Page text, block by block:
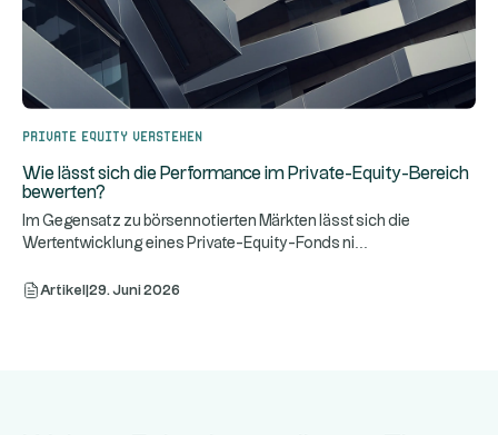
Private Equity verstehen
Wie lässt sich die Performance im Private-Equity-Bereich
bewerten?
Im Gegensatz zu börsennotierten Märkten lässt sich die
Wertentwicklung eines Private-Equity-Fonds ni
Artikel 29. Juni 2026